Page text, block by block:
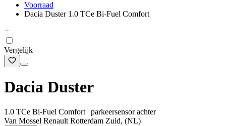
Voorraad
Dacia Duster 1.0 TCe Bi-Fuel Comfort
Vergelijk
Dacia Duster
1.0 TCe Bi-Fuel Comfort | parkeersensor achter
Van Mossel Renault Rotterdam Zuid, (NL)